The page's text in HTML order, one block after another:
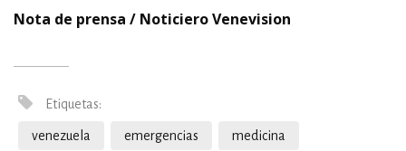
Nota de prensa / Noticiero Venevision
Etiquetas:
venezuela emergencias medicina